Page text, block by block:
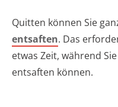
Quitten können Sie
entsaften. Das
etwas Zeit, während
entsaften können.